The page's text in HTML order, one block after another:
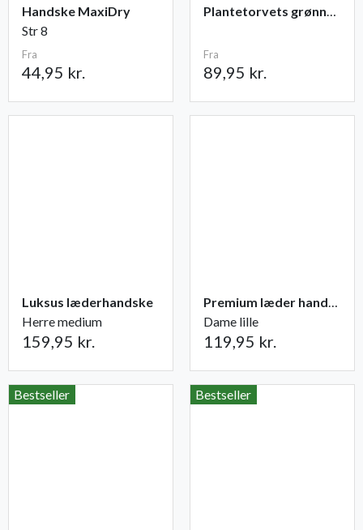
Handske MaxiDry
Str 8
Fra
44,95 kr.
Plantetorvets grønne vandingspose 75 liter
Fra
89,95 kr.
Luksus læderhandske
Herre medium
159,95 kr.
Premium læder handske Flutter
Dame lille
119,95 kr.
Bestseller Bestseller